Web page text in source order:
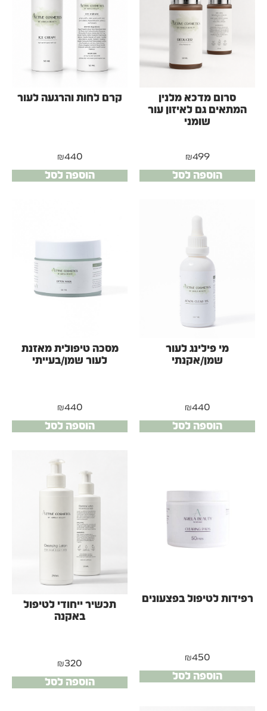
סרום מדכא מלנין
המתאים גם לאיזון עור
שומני
₪499
הוספה לסל
קרם לחות והרגעה לעור
₪440
הוספה לסל
מי פילינג לעור
שמן/אקנתי
₪440
הוספה לסל
מסכה טיפולית מאזנת
לעור שמן/בעייתי
₪440
הוספה לסל
רפידות לטיפול בפצעונים
₪450
הוספה לסל
תכשיר ייחודי לטיפול
באקנה
₪320
הוספה לסל